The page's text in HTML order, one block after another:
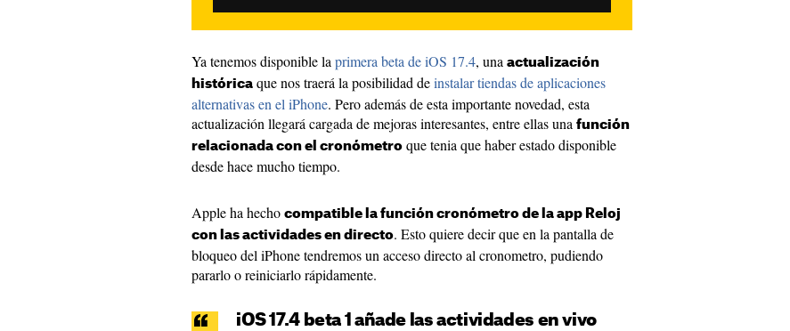
Ya tenemos disponible la primera beta de iOS 17.4, una actualización
histórica que nos traerá la posibilidad deinstalar tiendas de aplicaciones
alternativas en el iPhone. Pero además de esta importante novedad, esta
actualización llegará cargada de mejoras interesantes, entre ellas una función
relacionada con el cronómetro que tenia que haber estado disponible
desde hace mucho tiempo.
Apple ha hecho compatible la función cronómetro de la app Reloj
con las actividades en directo. Esto quiere decir que en la pantalla de
bloqueo del iPhone tendremos un acceso directo al cronometro, pudiendo
pararlo o reiniciarlo rápidamente.
iOS 17.4 beta 1 añade las actividades en vivo